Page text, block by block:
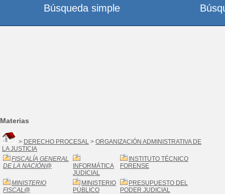
Materias
> DERECHO PROCESAL > ORGANIZACIÓN ADMINISTRATIVA DE
LA JUSTICIA
FISCALÍA GENERAL
DE LA NACIÓN@
INFORMÁTICA
JUDICIAL
INSTITUTO TÉCNICO
FORENSE
MINISTERIO
FISCAL@
MINISTERIO
PÚBLICO
PRESUPUESTO DEL
PODER JUDICIAL
Búsqueda simple